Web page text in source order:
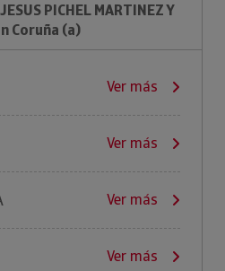
PICHEL MARTINEZ Y
Coruña (a)
Ver más
Ver más
Ver más
Ver más